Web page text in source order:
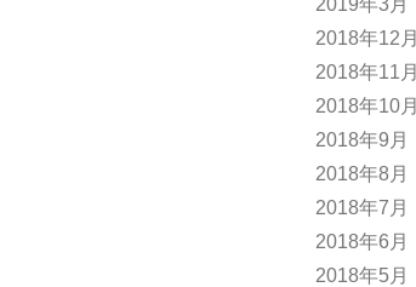
2018年12月
2018年11月
2018年10月
2018年9月
2018年8月
2018年7月
2018年6月
2018年5月